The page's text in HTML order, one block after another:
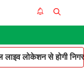
लोकेशन से होगी